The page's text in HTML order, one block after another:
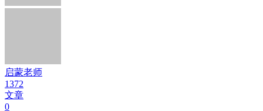
启蒙老师
1372
文章
0